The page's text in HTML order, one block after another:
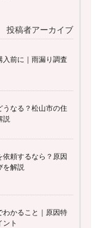
投稿者アーカイブ
前に｜雨漏り調査
うなる？松山市の住
説
頼するなら？原因
を解説
わかること｜原因特
ント